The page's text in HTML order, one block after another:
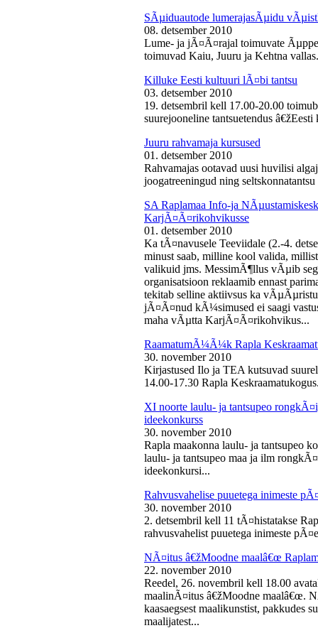
SÃµiduautode lumerajasÃµidu
08. detsember 2010
Lume- ja jÃ¤Ã¤rajal toimuvate
toimuvad Kaiu, Juuru ja Kehtna
Killuke Eesti kultuuri lÃ¤bi tantsu
03. detsember 2010
19. detsembril kell 17.00-20.00
suurejooneline tantsuetendus
Juuru rahvamaja kursused
01. detsember 2010
Rahvamajas ootavad uusi huvilisi
joogatreeningud ning seltskonnatantsu
SA Raplamaa Info-ja
KarjÃ¤Ã¤rikohvikusse
01. detsember 2010
Ka tÃ¤navusele Teeviidale (2.-4.
minust saab, milline kool valida,
valikuid jms. MessimÃ¶llus vÃµib
organisatsioon reklaamib ennast
tekitab selline aktiivsus ka
jÃ¤Ã¤nud kÃ¼simused ei saagi
maha vÃµtta KarjÃ¤Ã¤rikohvikus...
RaamatumÃ¼Ã¼k Rapla
30. november 2010
Kirjastused Ilo ja TEA kutsuvad
14.00-17.30 Rapla
XI noorte laulu- ja tantsupeo
ideekonkurss
30. november 2010
Rapla maakonna laulu- ja tantsupeo
laulu- ja tantsupeo maa ja ilm
ideekonkursi...
Rahvusvahelise puuetega inimeste
30. november 2010
2. detsembril kell 11 tÃ¤histatakse
rahvusvahelist puuetega inimeste
NÃ¤itus â€žMoodne maalâ€œ
22. november 2010
Reedel, 26. novembril kell 18.00
maalinÃ¤itus â€žMoodne maalâ€œ.
kaasaegsest maalikunstist, pakkudes
maalijatest...